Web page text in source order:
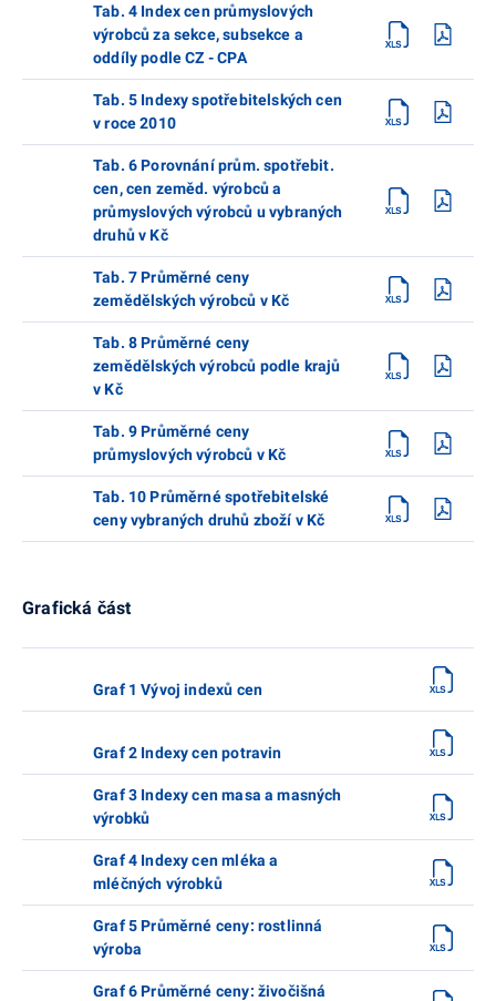
Tab. 4 Index cen průmyslových
výrobců za sekce, subsekce a
oddíly podle CZ - CPA
Tab. 5 Indexy spotřebitelských cen
v roce 2010
Tab. 6 Porovnání prům. spotřebit.
cen, cen zeměd. výrobců a
průmyslových výrobců u vybraných
druhů v Kč
Tab. 7 Průměrné ceny
zemědělských výrobců v Kč
Tab. 8 Průměrné ceny
zemědělských výrobců podle krajů
v Kč
Tab. 9 Průměrné ceny
průmyslových výrobců v Kč
Tab. 10 Průměrné spotřebitelské
ceny vybraných druhů zboží v Kč
Grafická část
Graf 1 Vývoj indexů cen
Graf 2 Indexy cen potravin
Graf 3 Indexy cen masa a masných
výrobků
Graf 4 Indexy cen mléka a
mléčných výrobků
Graf 5 Průměrné ceny: rostlinná
výroba
Graf 6 Průměrné ceny: živočišná